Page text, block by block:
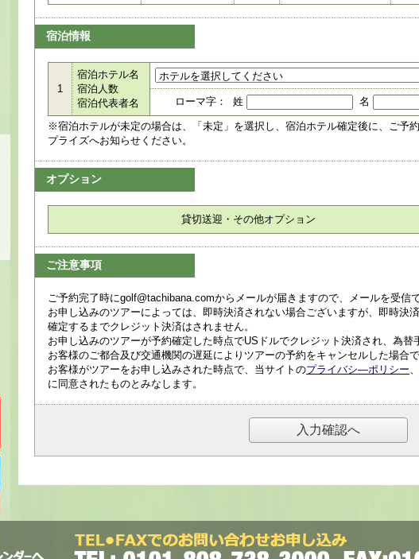
宿泊情報
1
宿泊ホテル名
宿泊人数
宿泊代表者名
ローマ字： 姓 名
※宿泊ホテルが未定の場合は、「未定」を選択し、宿泊ホテル確定後に、ご予
プライズへお知らせください。
オプション
貸切送迎・その他オプション
ご注意事項
ご予約完了時にgolf@tachibana.comからメールが届きますので、メールを受信
お申し込みのツアーによっては、即時決済されない場合ございますが、即時決
確定するまでクレジット決済はされません。
お申し込みのツアーが予約確定した時点でUSドルでクレジット決済され、為
お客様のご都合及び交通機関の遅延によりツアーの予約をキャンセルした場合
お客様がツアーをお申し込みされた時点で、当サイトのプライバシ―ポリシー、
に同意されたものとみなします。